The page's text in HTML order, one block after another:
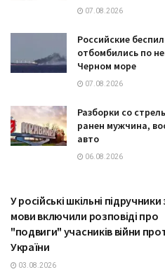
07.08.2026
Российские
отбомбились по
Черном море
07.08.2026
Разборки со
ранен мужчина,
авто
06.08.2026
У російські шкільні підручники
мови включили розповіді про
"подвиги" учасників війни
України
03.08.2026